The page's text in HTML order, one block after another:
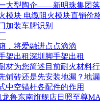
大型陶企——新明珠集团
模块 电缆阻火模块直销价
加装车牌识别
，将爱融进点点滴滴
架出租深圳脚手架出租
材为您简述目前耐火材料
铺砖还是先安装地漏？地
中空锚杆各配件的作用
龙鲁东南旗舰店日照至尊